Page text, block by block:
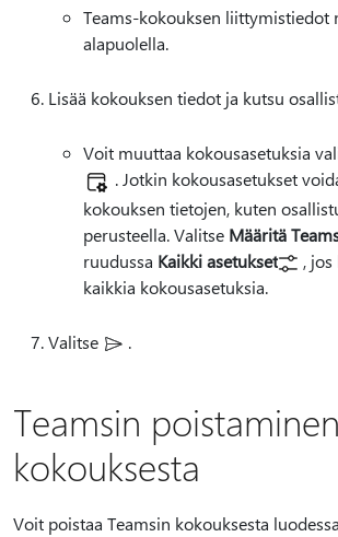
Teams-kokouksen liittymistiedot
alapuolella.
Lisää kokouksen tiedot ja kutsu
Voit muuttaa kokousasetuksia
. Jotkin kokousasetukset
kokouksen tietojen, kuten
perusteella. Valitse Määritä
ruudussa Kaikki asetukset
,
kaikkia kokousasetuksia.
Valitse .
Teamsin poistaminen
kokouksesta
Voit poistaa Teamsin kokouksesta